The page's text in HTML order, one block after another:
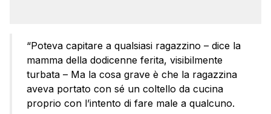
“Poteva capitare a qualsiasi ragazzino – dice la
mamma della dodicenne ferita, visibilmente
turbata – Ma la cosa grave è che la ragazzina
aveva portato con sé un coltello da cucina
proprio con l’intento di fare male a qualcuno.